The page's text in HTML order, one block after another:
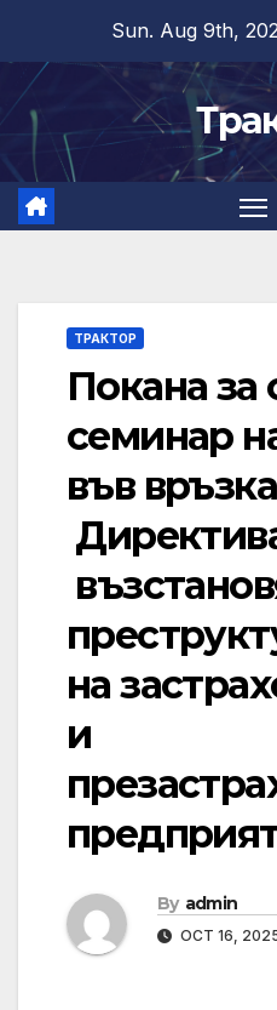
content
Sun. Aug 9th,
ТРАКТОР
Покана за
семинар
във
на
и
By admin
OCT 16,